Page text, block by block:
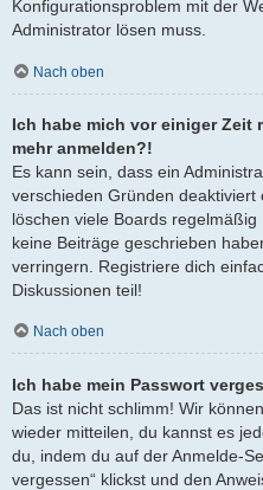
Konfigurationsproblem mit der
Administrator lösen muss.
Nach oben
Ich habe mich vor einiger Zeit
mehr anmelden?!
Es kann sein, dass ein
verschieden Gründen
löschen viele Boards
keine Beiträge geschrieben
verringern. Registriere dich
Diskussionen teil!
Nach oben
Ich habe mein Passwort
Das ist nicht schlimm! Wir
wieder mitteilen, du kannst es
du, indem du auf der Anmelde-
vergessen“ klickst und den